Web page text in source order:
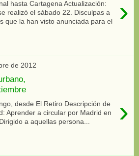
›
hasta Cartagena Actualización:
realizó el sábado 22. Disculpas a
que la han visto anunciada para el
de 2012
›
desde El Retiro Descripción de
Aprender a circular por Madrid en
a aquellas persona...